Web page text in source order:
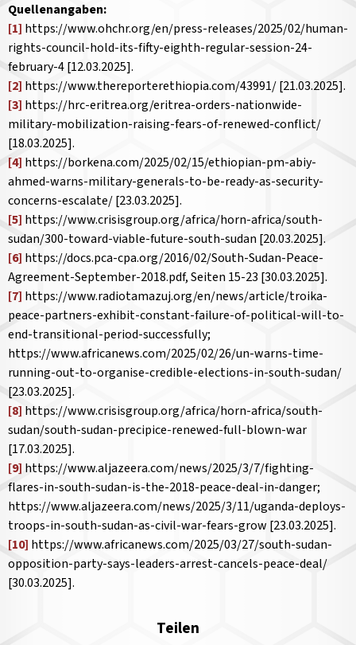
Quellenangaben:
[1] https://www.ohchr.org/en/press-releases/2025/02/human-
rights-council-hold-its-fifty-eighth-regular-session-24-
february-4 [12.03.2025].
[2] https://www.thereporterethiopia.com/43991/ [21.03.2025].
[3] https://hrc-eritrea.org/eritrea-orders-nationwide-
military-mobilization-raising-fears-of-renewed-conflict/
[18.03.2025].
[4] https://borkena.com/2025/02/15/ethiopian-pm-abiy-
ahmed-warns-military-generals-to-be-ready-as-security-
concerns-escalate/ [23.03.2025].
[5] https://www.crisisgroup.org/africa/horn-africa/south-
sudan/300-toward-viable-future-south-sudan [20.03.2025].
[6] https://docs.pca-cpa.org/2016/02/South-Sudan-Peace-
Agreement-September-2018.pdf, Seiten 15-23 [30.03.2025].
[7] https://www.radiotamazuj.org/en/news/article/troika-
peace-partners-exhibit-constant-failure-of-political-will-to-
end-transitional-period-successfully;
https://www.africanews.com/2025/02/26/un-warns-time-
running-out-to-organise-credible-elections-in-south-sudan/
[23.03.2025].
[8] https://www.crisisgroup.org/africa/horn-africa/south-
sudan/south-sudan-precipice-renewed-full-blown-war
[17.03.2025].
[9] https://www.aljazeera.com/news/2025/3/7/fighting-
flares-in-south-sudan-is-the-2018-peace-deal-in-danger;
https://www.aljazeera.com/news/2025/3/11/uganda-deploys-
troops-in-south-sudan-as-civil-war-fears-grow [23.03.2025].
[10] https://www.africanews.com/2025/03/27/south-sudan-
opposition-party-says-leaders-arrest-cancels-peace-deal/
[30.03.2025].
Teilen